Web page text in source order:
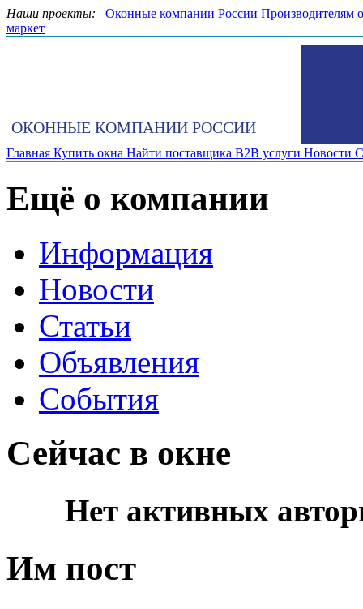
Наши проекты: Оконные компании России Производителям
маркет
ОКОННЫЕ КОМПАНИИ РОССИИ
Главная Купить окна Найти поставщика B2B услуги Новости
Ещё о компании
Информация
Новости
Статьи
Объявления
События
Сейчас в окне
Нет активных
Им пост